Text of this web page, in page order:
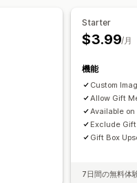
Starter
$3.99/月
機能
Custom
Allow Gift
Available
Exclude
Gift Box
7日間の無料体